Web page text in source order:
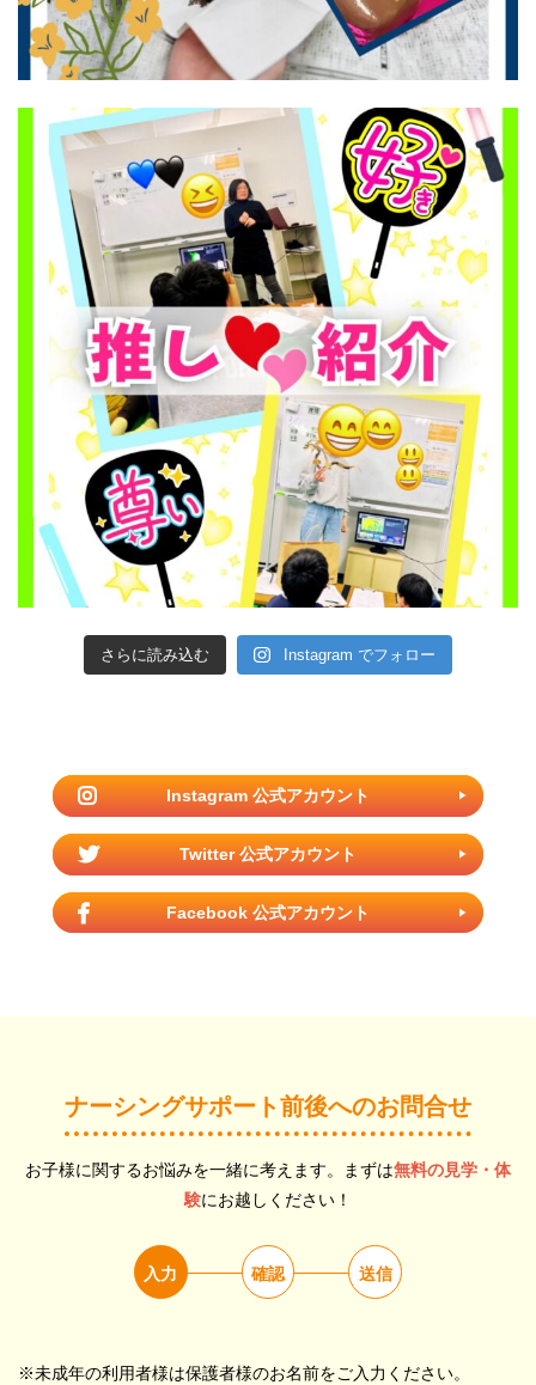
さらに読み込む Instagram でフォロー
Instagram 公式アカウント
Twitter 公式アカウント
Facebook 公式アカウント
ナーシングサポート前後へのお問合せ
お子様に関するお悩みを一緒に考えます。まずは無料の見学・体
験にお越しください！
入力 確認 送信
※未成年の利用者様は保護者様のお名前をご入力ください。